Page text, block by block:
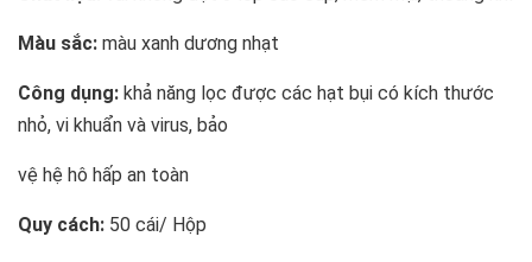
Màu sắc: màu xanh dương nhạt
Công dụng: khả năng lọc được các hạt bụi có kích thước
nhỏ, vi khuẩn và virus, bảo
vệ hệ hô hấp an toàn
Quy cách: 50 cái/ Hộp